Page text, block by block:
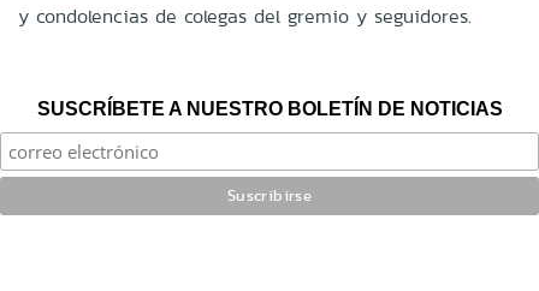
y condolencias de colegas del gremio y seguidores.
SUSCRÍBETE A NUESTRO BOLETÍN DE NOTICIAS